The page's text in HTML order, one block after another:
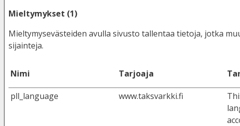
Mieltymykset (1)
Mieltymysevästeiden avulla sivusto tallentaa tietoja, jotka
sijainteja.
Nimi Tarjoaja
pll_language www.taksvarkki.fi